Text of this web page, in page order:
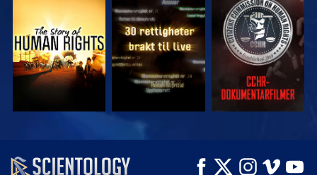
SE SE SE
SE UTFORSK SERIEN